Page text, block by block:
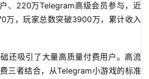
、220万Telegram高级会员参与，近
万，玩家总数突破3900万，累计收入
还吸引了大量高质量付费用户。高流
三者结合，从Telegram小游戏的标准